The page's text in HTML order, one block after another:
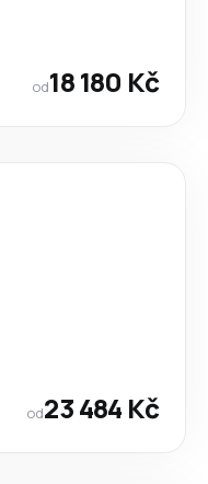
od18 180 Kč
od23 484 Kč